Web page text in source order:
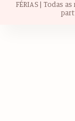
FÉRIAS | Todas